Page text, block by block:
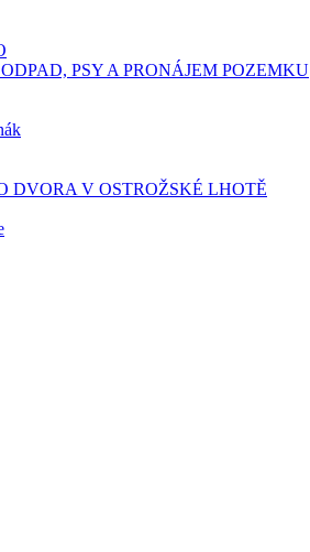
PSY A PRONÁJEM POZEMKU
DVORA V OSTROŽSKÉ LHOTĚ